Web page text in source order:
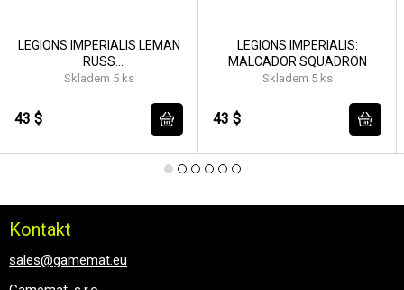
LEGIONS IMPERIALIS LEMAN
RUSS
EXECUTIONER/DEMOLISHR
Skladem 5 ks
43 $
LEGIONS IMPERIALIS:
MALCADOR SQUADRON
Skladem 5 ks
43 $
Kontakt
sales@gamemat.eu